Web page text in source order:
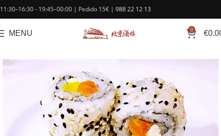
contenido
11:30–16:30 - 19:45–00:00 | Pedido 15€ | 988 22 12 13
MENU 0 €